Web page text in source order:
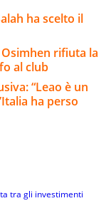
ha scelto il
rifiuta la
al club
“Leao è un
ha perso
tra gli investimenti